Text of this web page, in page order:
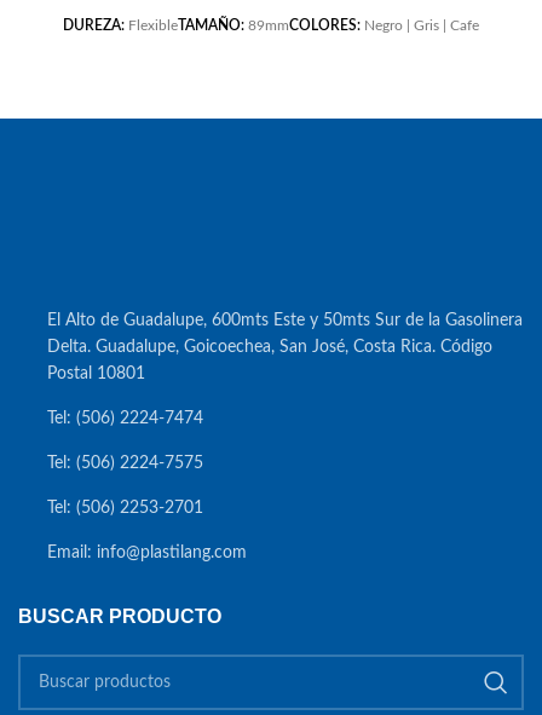
DUREZA: FlexibleTAMAÑO: 89mmCOLORES: Negro | Gris | Cafe
El Alto de Guadalupe, 600mts Este y 50mts Sur de la Gasolinera
Delta. Guadalupe, Goicoechea, San José, Costa Rica. Código
Postal 10801
Tel: (506) 2224-7474
Tel: (506) 2224-7575
Tel: (506) 2253-2701
Email: info@plastilang.com
BUSCAR PRODUCTO